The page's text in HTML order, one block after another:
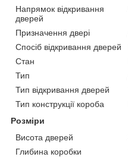
Напрямок відкривання
дверей
Призначення двері
Спосіб відкривання дверей
Стан
Тип
Тип відкривання дверей
Тип конструкції короба
Розміри
Висота дверей
Глибина коробки